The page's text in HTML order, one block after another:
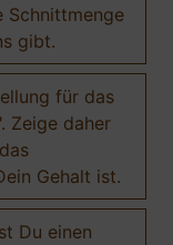
Schnittmenge
gibt.
für das
Zeige daher
Gehalt ist.
Du einen